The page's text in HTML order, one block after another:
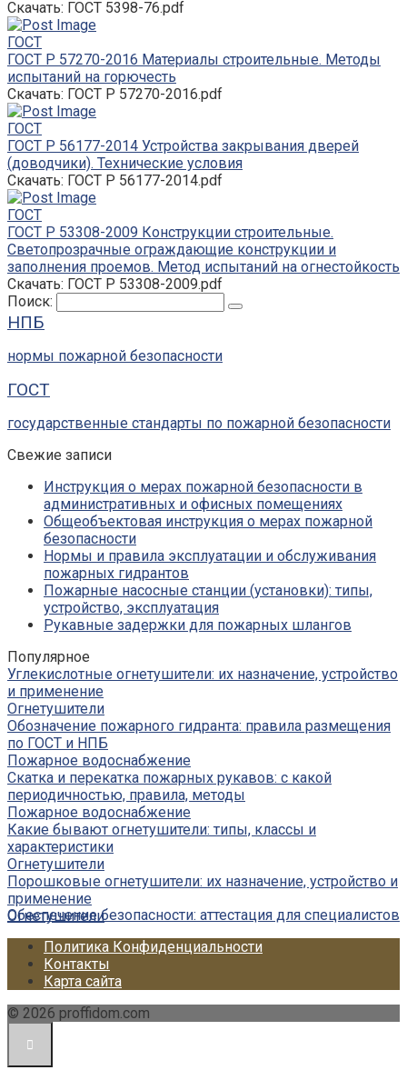
Скачать: ГОСТ 5398-76.pdf
ГОСТ
ГОСТ Р 57270-2016 Материалы строительные. Методы
испытаний на горючесть
Скачать: ГОСТ Р 57270-2016.pdf
ГОСТ
ГОСТ Р 56177-2014 Устройства закрывания дверей
(доводчики). Технические условия
Скачать: ГОСТ Р 56177-2014.pdf
ГОСТ
ГОСТ Р 53308-2009 Конструкции строительные.
Светопрозрачные ограждающие конструкции и
заполнения проемов. Метод испытаний на огнестойкость
Скачать: ГОСТ Р 53308-2009.pdf
Поиск:
НПБ
нормы пожарной безопасности
ГОСТ
государственные стандарты по пожарной безопасности
Свежие записи
Инструкция о мерах пожарной безопасности в
административных и офисных помещениях
Общеобъектовая инструкция о мерах пожарной
безопасности
Нормы и правила эксплуатации и обслуживания
пожарных гидрантов
Пожарные насосные станции (установки): типы,
устройство, эксплуатация
Рукавные задержки для пожарных шлангов
Популярное
Углекислотные огнетушители: их назначение, устройство
и применение
Огнетушители
Обозначение пожарного гидранта: правила размещения
по ГОСТ и НПБ
Пожарное водоснабжение
Скатка и перекатка пожарных рукавов: с какой
периодичностью, правила, методы
Пожарное водоснабжение
Какие бывают огнетушители: типы, классы и
характеристики
Огнетушители
Порошковые огнетушители: их назначение, устройство и
применение
Огнетушители
Обеспечение безопасности: аттестация для специалистов
Политика Конфиденциальности
Контакты
Карта сайта
© 2026 proffidom.com